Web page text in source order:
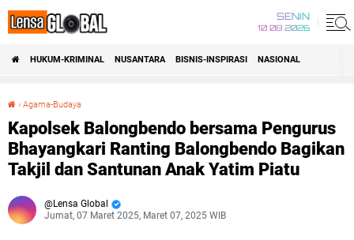
SENIN
10 08 2026
HUKUM-KRIMINAL NUSANTARA BISNIS-INSPIRASI NASIONAL
› Agama-Budaya
Kapolsek Balongbendo bersama Pengurus
Bhayangkari Ranting Balongbendo Bagikan
Takjil dan Santunan Anak Yatim Piatu
Lensa Global
Jumat, 07 Maret 2025, Maret 07, 2025 WIB